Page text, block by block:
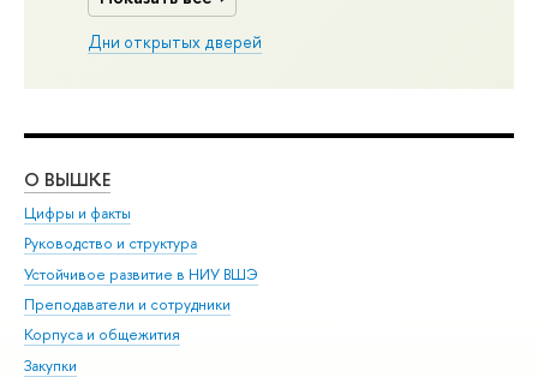
Дни открытых дверей
О ВЫШКЕ
Цифры и факты
Руководство и структура
Устойчивое развитие в НИУ ВШЭ
Преподаватели и сотрудники
Корпуса и общежития
Закупки